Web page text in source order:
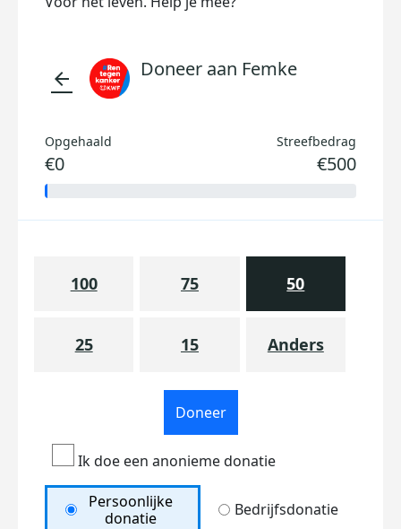
arrow_back Doneer aan Femke
Opgehaald
€0
Streefbedrag
€500
100 75 50
25 15 Anders
Doneer
Ik doe een anonieme donatie
Persoonlijke
donatie
Bedrijfsdonatie